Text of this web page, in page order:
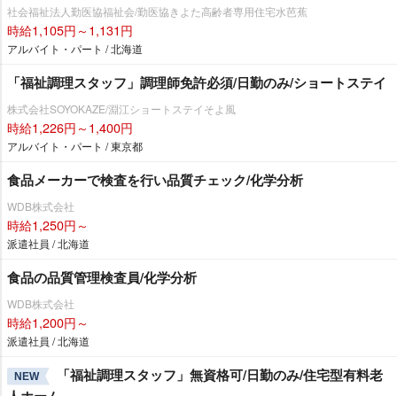
社会福祉法人勤医協福祉会/勤医協きよた高齢者専用住宅水芭蕉
時給1,105円～1,131円
アルバイト・パート / 北海道
「福祉調理スタッフ」調理師免許必須/日勤のみ/ショートステイ
株式会社SOYOKAZE/淵江ショートステイそよ風
時給1,226円～1,400円
アルバイト・パート / 東京都
食品メーカーで検査を行い品質チェック/化学分析
WDB株式会社
時給1,250円～
派遣社員 / 北海道
食品の品質管理検査員/化学分析
WDB株式会社
時給1,200円～
派遣社員 / 北海道
NEW
「福祉調理スタッフ」無資格可/日勤のみ/住宅型有料老